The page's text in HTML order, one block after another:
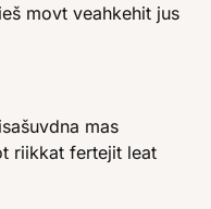
movt veahkehit jus
mas
riikkat fertejit leat